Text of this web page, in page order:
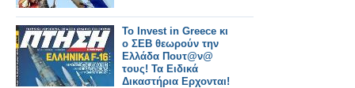
Το Invest in Greece κι
ο ΣΕΒ θεωρούν την
Ελλάδα Πουτ@ν@
τους! Τα Ειδικά
Δικαστήρια Ερχονται!